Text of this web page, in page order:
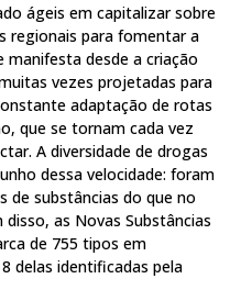
ágeis em capitalizar sobre
regionais para fomentar a
manifesta desde a criação
vezes projetadas para
adaptação de rotas
que se tornam cada vez
A diversidade de drogas
dessa velocidade: foram
de substâncias do que no
as Novas Substâncias
de 755 tipos em
delas identificadas pela